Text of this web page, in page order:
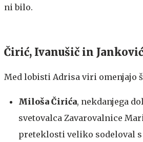
ni bilo.
Čirić, Ivanušič in Janković
Med lobisti Adrisa viri omenjajo
Miloša Čirića, nekdanjega
svetovalca Zavarovalnice
preteklosti veliko sodeloval s